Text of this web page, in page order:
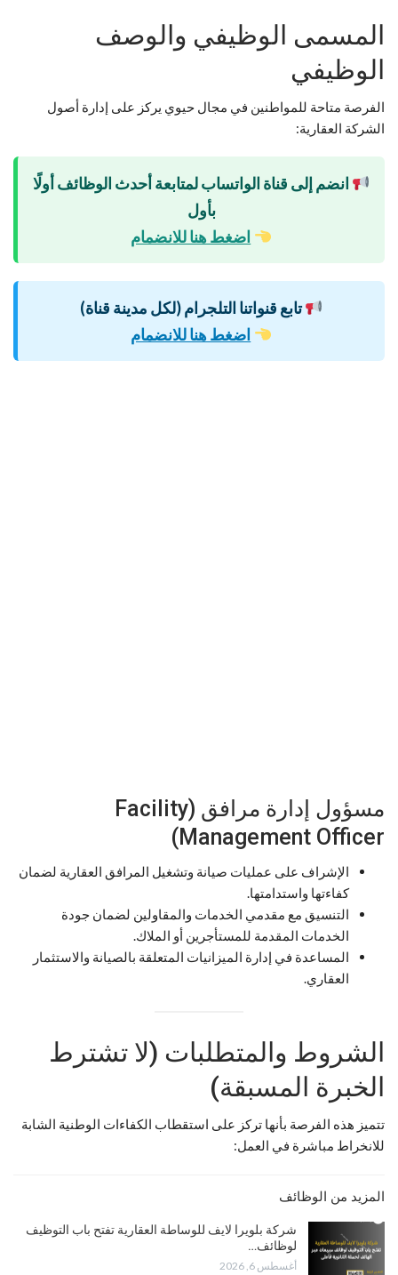
المسمى الوظيفي والوصف
الوظيفي
الفرصة متاحة للمواطنين في مجال حيوي يركز على إدارة أصول
الشركة العقارية:
انضم إلى قناة الواتساب لمتابعة أحدث الوظائف أولًا
بأول
اضغط هنا للانضمام
تابع قنواتنا التلجرام (لكل مدينة قناة)
اضغط هنا للانضمام
مسؤول إدارة مرافق (Facility
Management Officer)
الإشراف على عمليات صيانة وتشغيل المرافق العقارية لضمان
كفاءتها واستدامتها.
التنسيق مع مقدمي الخدمات والمقاولين لضمان جودة
الخدمات المقدمة للمستأجرين أو الملاك.
المساعدة في إدارة الميزانيات المتعلقة بالصيانة والاستثمار
العقاري.
الشروط والمتطلبات (لا تشترط
الخبرة المسبقة)
تتميز هذه الفرصة بأنها تركز على استقطاب الكفاءات الوطنية الشابة
للانخراط مباشرة في العمل:
المزيد من الوظائف
شركة بلويرا لايف للوساطة العقارية تفتح باب التوظيف
لوظائف…
أغسطس 6, 2026